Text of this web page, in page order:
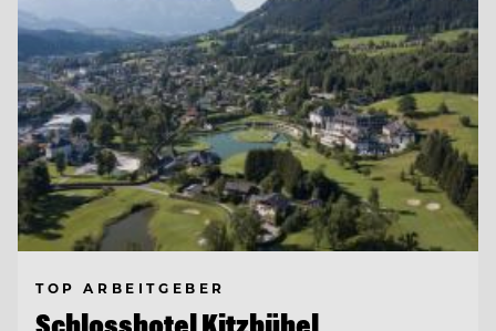
TOP ARBEITGEBER